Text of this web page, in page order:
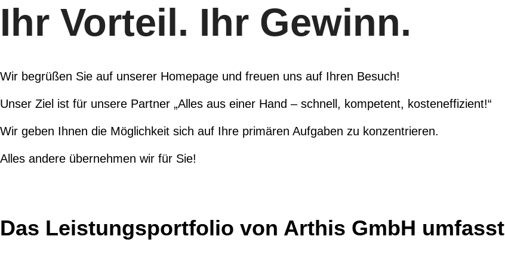
Ihr Vorteil. Ihr Gewinn.
Wir begrüßen Sie auf unserer Homepage und freuen uns auf Ihren Besuch!
Unser Ziel ist für unsere Partner „Alles aus einer Hand – schnell, kompetent, kosteneffizient!“
Wir geben Ihnen die Möglichkeit sich auf Ihre primären Aufgaben zu konzentrieren.
Alles andere übernehmen wir für Sie!
Das Leistungsportfolio von Arthis GmbH umfasst